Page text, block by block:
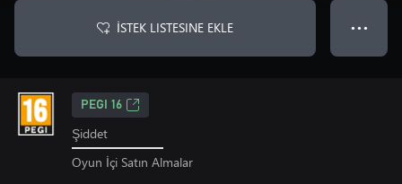
İSTEK LISTESINE EKLE ● ● ●
PEGI 16
Şiddet
Oyun İçi Satın Almalar